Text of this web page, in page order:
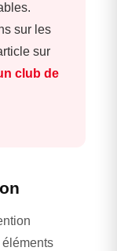
sur les
sur
club de